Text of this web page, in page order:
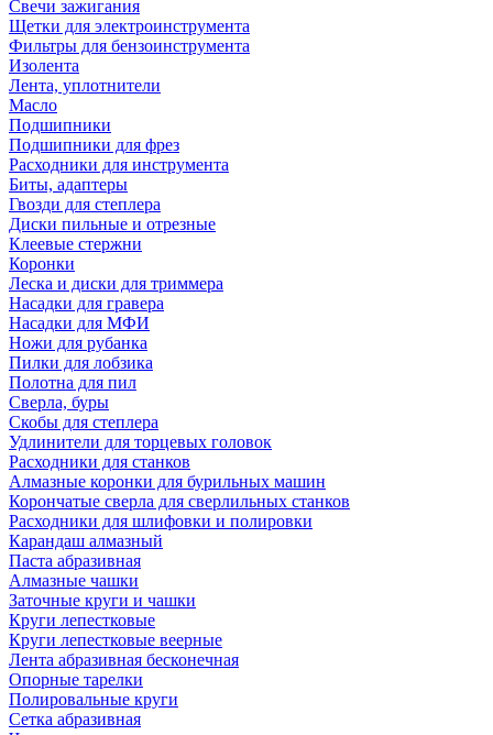
Свечи зажигания
Щетки для электроинструмента
Фильтры для бензоинструмента
Изолента
Лента, уплотнители
Масло
Подшипники
Подшипники для фрез
Расходники для инструмента
Биты, адаптеры
Гвозди для степлера
Диски пильные и отрезные
Клеевые стержни
Коронки
Леска и диски для триммера
Насадки для гравера
Насадки для МФИ
Ножи для рубанка
Пилки для лобзика
Полотна для пил
Сверла, буры
Скобы для степлера
Удлинители для торцевых головок
Расходники для станков
Алмазные коронки для бурильных машин
Корончатые сверла для сверлильных станков
Расходники для шлифовки и полировки
Карандаш алмазный
Паста абразивная
Алмазные чашки
Заточные круги и чашки
Круги лепестковые
Круги лепестковые веерные
Лента абразивная бесконечная
Опорные тарелки
Полировальные круги
Сетка абразивная